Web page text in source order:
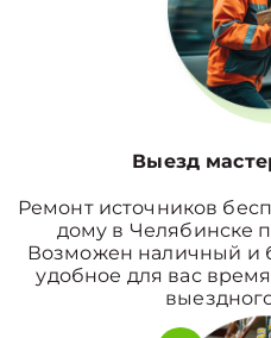
Выезд
Ремонт источников
дому в Челябинске
Возможен наличный и
удобное для вас